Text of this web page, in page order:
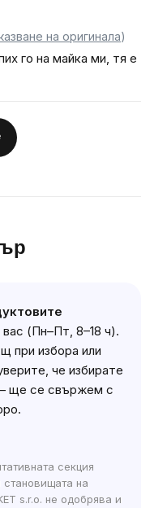
на оригинала)
го на майка ми, тя е
вас (Пн–Пт, 8–18 ч).
при избора или
че избирате
ще се свържем с
секция
становищата на
s.r.o. не одобрява и